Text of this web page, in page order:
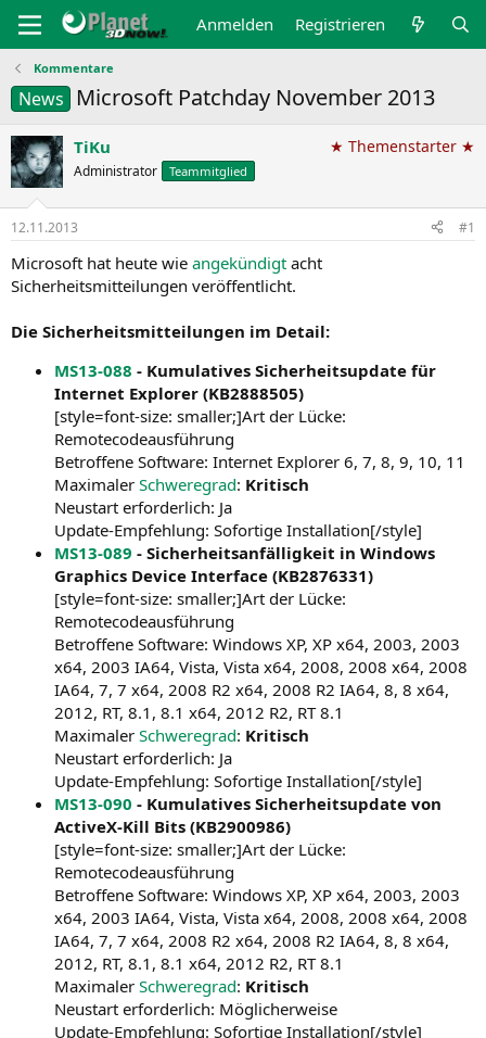
Anmelden Registrieren
Kommentare
News Microsoft Patchday November 2013
TiKu
Administrator Teammitglied
★ Themenstarter ★
12.11.2013 #1
Microsoft hat heute wie angekündigt acht
Sicherheitsmitteilungen veröffentlicht.
Die Sicherheitsmitteilungen im Detail:
MS13-088 - Kumulatives Sicherheitsupdate für
Internet Explorer (KB2888505)
[style=font-size: smaller;]Art der Lücke:
Remotecodeausführung
Betroffene Software: Internet Explorer 6, 7, 8, 9, 10, 11
Maximaler Schweregrad: Kritisch
Neustart erforderlich: Ja
Update-Empfehlung: Sofortige Installation[/style]
MS13-089 - Sicherheitsanfälligkeit in Windows
Graphics Device Interface (KB2876331)
[style=font-size: smaller;]Art der Lücke:
Remotecodeausführung
Betroffene Software: Windows XP, XP x64, 2003, 2003
x64, 2003 IA64, Vista, Vista x64, 2008, 2008 x64, 2008
IA64, 7, 7 x64, 2008 R2 x64, 2008 R2 IA64, 8, 8 x64,
2012, RT, 8.1, 8.1 x64, 2012 R2, RT 8.1
Maximaler Schweregrad: Kritisch
Neustart erforderlich: Ja
Update-Empfehlung: Sofortige Installation[/style]
MS13-090 - Kumulatives Sicherheitsupdate von
ActiveX-Kill Bits (KB2900986)
[style=font-size: smaller;]Art der Lücke:
Remotecodeausführung
Betroffene Software: Windows XP, XP x64, 2003, 2003
x64, 2003 IA64, Vista, Vista x64, 2008, 2008 x64, 2008
IA64, 7, 7 x64, 2008 R2 x64, 2008 R2 IA64, 8, 8 x64,
2012, RT, 8.1, 8.1 x64, 2012 R2, RT 8.1
Maximaler Schweregrad: Kritisch
Neustart erforderlich: Möglicherweise
Update-Empfehlung: Sofortige Installation[/style]